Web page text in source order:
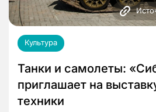
Культура
Танки и самолеты:
приглашает на
техники